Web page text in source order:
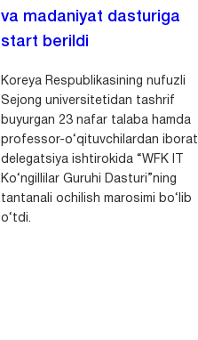
va madaniyat dasturiga
start berildi
Koreya Respublikasining nufuzli
Sejong universitetidan tashrif
buyurgan 23 nafar talaba hamda
professor-o‘qituvchilardan iborat
delegatsiya ishtirokida “WFK IT
Ko‘ngillilar Guruhi Dasturi”ning
tantanali ochilish marosimi bo‘lib
o‘tdi.